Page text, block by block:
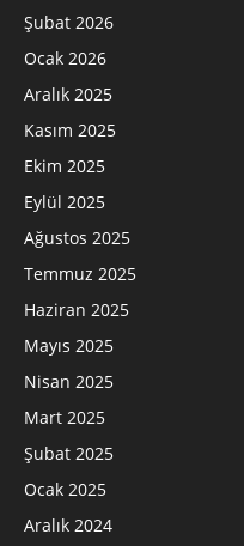
Şubat 2026
Ocak 2026
Aralık 2025
Kasım 2025
Ekim 2025
Eylül 2025
Ağustos 2025
Temmuz 2025
Haziran 2025
Mayıs 2025
Nisan 2025
Mart 2025
Şubat 2025
Ocak 2025
Aralık 2024